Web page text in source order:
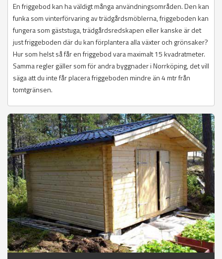
En friggebod kan ha väldigt många användningsområden. Den kan
funka som vinterförvaring av trädgårdsmöblerna, friggeboden kan
fungera som gäststuga, trädgårdsredskapen eller kanske är det
just friggeboden där du kan förplantera alla växter och grönsaker?
Hur som helst så får en friggebod vara maximalt 15 kvadratmeter.
Samma regler gäller som för andra byggnader i Norrköping, det vill
säga att du inte får placera friggeboden mindre än 4 mtr från
tomtgränsen.